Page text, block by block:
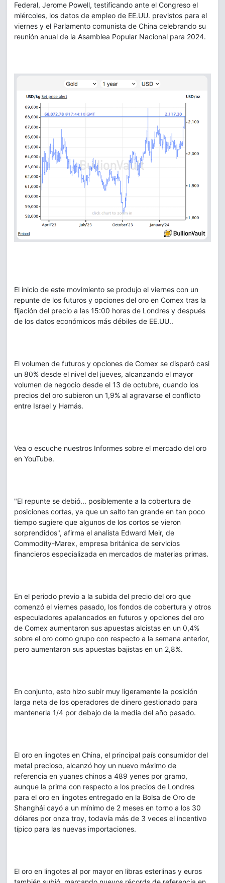
Federal, Jerome Powell, testificando ante el Congreso el
miércoles, los datos de empleo de EE.UU. previstos para el
viernes y el Parlamento comunista de China celebrando su
reunión anual de la Asamblea Popular Nacional para 2024.
El inicio de este movimiento se produjo el viernes con un
repunte de los futuros y opciones del oro en Comex tras la
fijación del precio a las 15:00 horas de Londres y después
de los datos económicos más débiles de EE.UU..
El volumen de futuros y opciones de Comex se disparó casi
un 80% desde el nivel del jueves, alcanzando el mayor
volumen de negocio desde el 13 de octubre, cuando los
precios del oro subieron un 1,9% al agravarse el conflicto
entre Israel y Hamás.
Vea o escuche nuestros Informes sobre el mercado del oro
en YouTube.
"El repunte se debió... posiblemente a la cobertura de
posiciones cortas, ya que un salto tan grande en tan poco
tiempo sugiere que algunos de los cortos se vieron
sorprendidos", afirma el analista Edward Meir, de
Commodity-Marex, empresa británica de servicios
financieros especializada en mercados de materias primas.
En el periodo previo a la subida del precio del oro que
comenzó el viernes pasado, los fondos de cobertura y otros
especuladores apalancados en futuros y opciones del oro
de Comex aumentaron sus apuestas alcistas en un 0,4%
sobre el oro como grupo con respecto a la semana anterior,
pero aumentaron sus apuestas bajistas en un 2,8%.
En conjunto, esto hizo subir muy ligeramente la posición
larga neta de los operadores de dinero gestionado para
mantenerla 1/4 por debajo de la media del año pasado.
El oro en lingotes en China, el principal país consumidor del
metal precioso, alcanzó hoy un nuevo máximo de
referencia en yuanes chinos a 489 yenes por gramo,
aunque la prima con respecto a los precios de Londres
para el oro en lingotes entregado en la Bolsa de Oro de
Shanghái cayó a un mínimo de 2 meses en torno a los 30
dólares por onza troy, todavía más de 3 veces el incentivo
típico para las nuevas importaciones.
El oro en lingotes al por mayor en libras esterlinas y euros